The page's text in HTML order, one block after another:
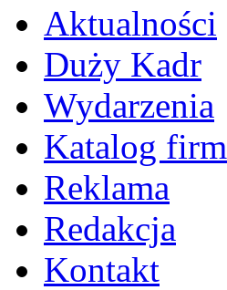
Aktualności
Duży Kadr
Wydarzenia
Katalog firm
Reklama
Redakcja
Kontakt